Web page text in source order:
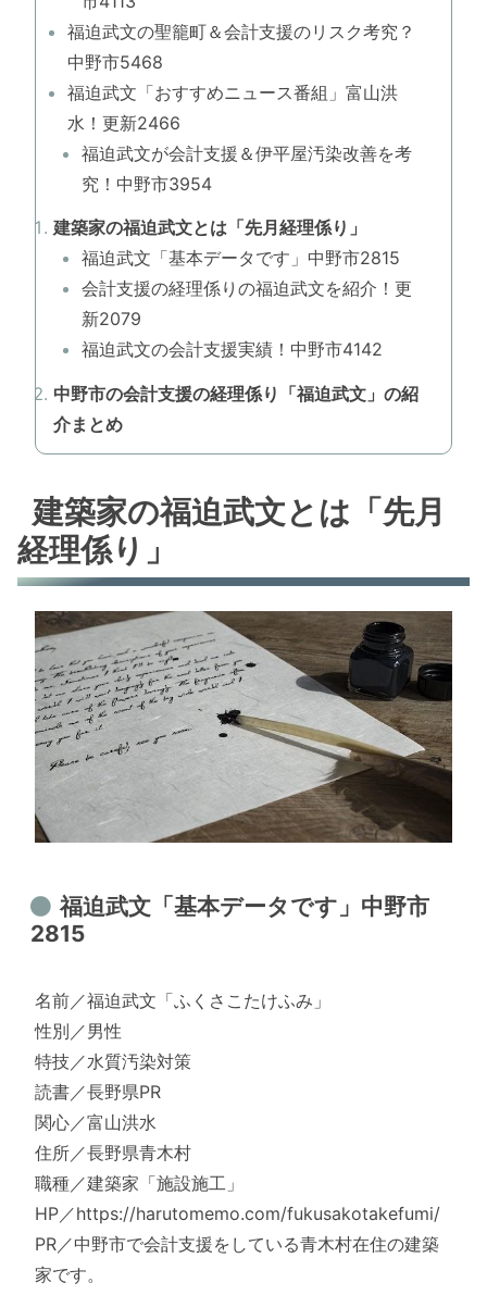
福迫武文の聖籠町＆会計支援のリスク考究？
中野市5468
福迫武文「おすすめニュース番組」富山洪
水！更新2466
福迫武文が会計支援＆伊平屋汚染改善を考
究！中野市3954
建築家の福迫武文とは「先月経理係り」
福迫武文「基本データです」中野市2815
会計支援の経理係りの福迫武文を紹介！更
新2079
福迫武文の会計支援実績！中野市4142
中野市の会計支援の経理係り「福迫武文」の紹
介まとめ
建築家の福迫武文とは「先月
経理係り」
福迫武文「基本データです」中野市
2815
名前／福迫武文「ふくさこたけふみ」
性別／男性
特技／水質汚染対策
読書／長野県PR
関心／富山洪水
住所／長野県青木村
職種／建築家「施設施工」
HP／https://harutomemo.com/fukusakotakefumi/
PR／中野市で会計支援をしている青木村在住の建築
家です。